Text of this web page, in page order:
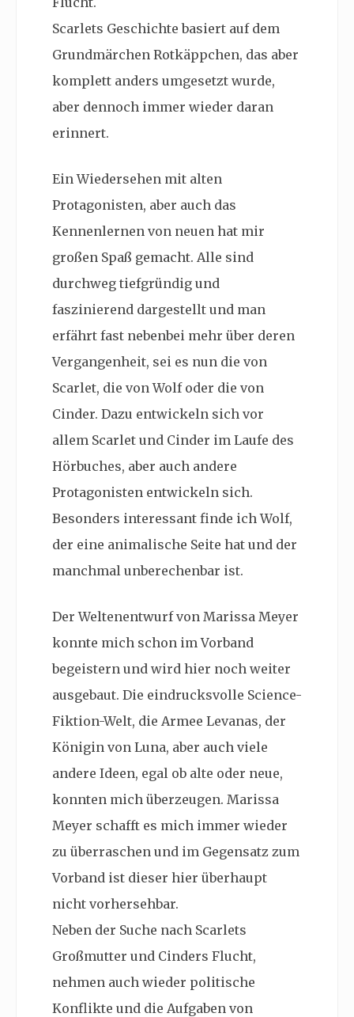
Scarlets Geschichte basiert auf dem
Grundmärchen Rotkäppchen, das aber
komplett anders umgesetzt wurde,
aber dennoch immer wieder daran
erinnert.
Ein Wiedersehen mit alten
Protagonisten, aber auch das
Kennenlernen von neuen hat mir
großen Spaß gemacht. Alle sind
durchweg tiefgründig und
faszinierend dargestellt und man
erfährt fast nebenbei mehr über deren
Vergangenheit, sei es nun die von
Scarlet, die von Wolf oder die von
Cinder. Dazu entwickeln sich vor
allem Scarlet und Cinder im Laufe des
Hörbuches, aber auch andere
Protagonisten entwickeln sich.
Besonders interessant finde ich Wolf,
der eine animalische Seite hat und der
manchmal unberechenbar ist.
Der Weltenentwurf von Marissa Meyer
konnte mich schon im Vorband
begeistern und wird hier noch weiter
ausgebaut. Die eindrucksvolle Science-
Fiktion-Welt, die Armee Levanas, der
Königin von Luna, aber auch viele
andere Ideen, egal ob alte oder neue,
konnten mich überzeugen. Marissa
Meyer schafft es mich immer wieder
zu überraschen und im Gegensatz zum
Vorband ist dieser hier überhaupt
nicht vorhersehbar.
Neben der Suche nach Scarlets
Großmutter und Cinders Flucht,
nehmen auch wieder politische
Konflikte und die Aufgaben von